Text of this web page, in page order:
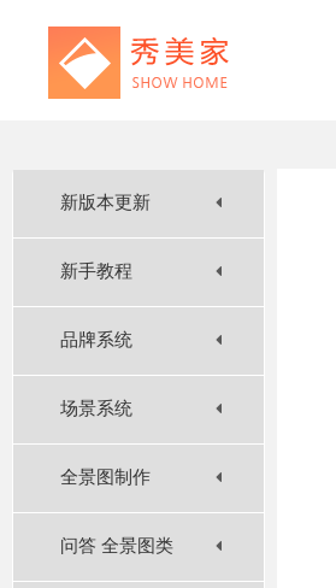
新版本更新
新手教程
品牌系统
场景系统
全景图制作
问答 全景图类